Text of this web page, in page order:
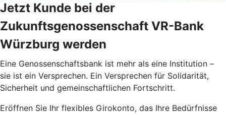
Jetzt Kunde bei der
Zukunftsgenossenschaft VR-Bank
Würzburg werden
Eine Genossenschaftsbank ist mehr als eine Institution –
sie ist ein Versprechen. Ein Versprechen für Solidarität,
Sicherheit und gemeinschaftlichen Fortschritt.
Eröffnen Sie Ihr flexibles Girokonto, das Ihre Bedürfnisse